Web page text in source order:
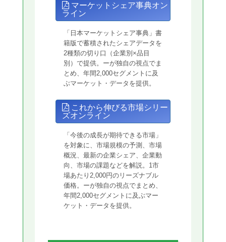
マーケットシェア事典オン
ライン
「日本マーケットシェア事典」書
籍版で蓄積されたシェアデータを
2種類の切り口（企業別×品目
別）で提供。ーが独自の視点でま
とめ、年間2,000セグメントに及
ぶマーケット・データを提供。
これから伸びる市場シリー
ズオンライン
「今後の成長が期待できる市場」
を対象に、市場規模の予測、市場
概況、最新の企業シェア、企業動
向、市場の課題などを解説。1市
場あたり2,000円のリーズナブル
価格。ーが独自の視点でまとめ、
年間2,000セグメントに及ぶマー
ケット・データを提供。